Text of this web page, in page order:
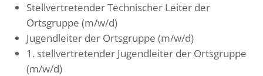
Stellvertretender Technischer Leiter der
Ortsgruppe (m/w/d)
Jugendleiter der Ortsgruppe (m/w/d)
1. stellvertretender Jugendleiter der Ortsgruppe
(m/w/d)